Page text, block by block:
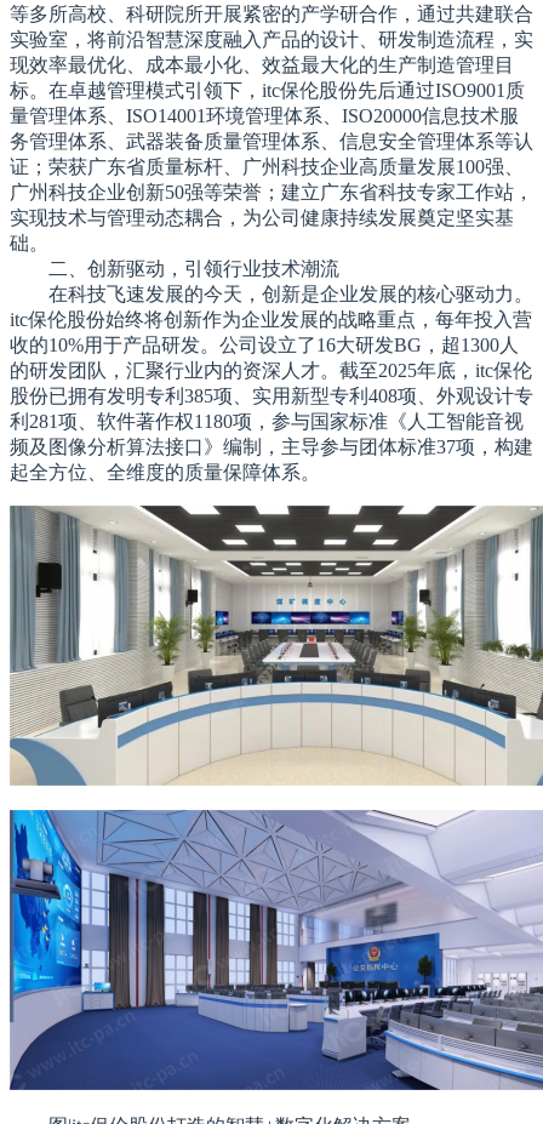
等多所高校、科研院所开展紧密的产学研合作，通过共建联合
实验室，将前沿智慧深度融入产品的设计、研发制造流程，实
现效率最优化、成本最小化、效益最大化的生产制造管理目
标。在卓越管理模式引领下，itc保伦股份先后通过ISO9001质
量管理体系、ISO14001环境管理体系、ISO20000信息技术服
务管理体系、武器装备质量管理体系、信息安全管理体系等认
证；荣获广东省质量标杆、广州科技企业高质量发展100强、
广州科技企业创新50强等荣誉；建立广东省科技专家工作站，
实现技术与管理动态耦合，为公司健康持续发展奠定坚实基
础。
二、创新驱动，引领行业技术潮流
在科技飞速发展的今天，创新是企业发展的核心驱动力。
itc保伦股份始终将创新作为企业发展的战略重点，每年投入营
收的10%用于产品研发。公司设立了16大研发BG，超1300人
的研发团队，汇聚行业内的资深人才。截至2025年底，itc保伦
股份已拥有发明专利385项、实用新型专利408项、外观设计专
利281项、软件著作权1180项，参与国家标准《人工智能音视
频及图像分析算法接口》编制，主导参与团体标准37项，构建
起全方位、全维度的质量保障体系。